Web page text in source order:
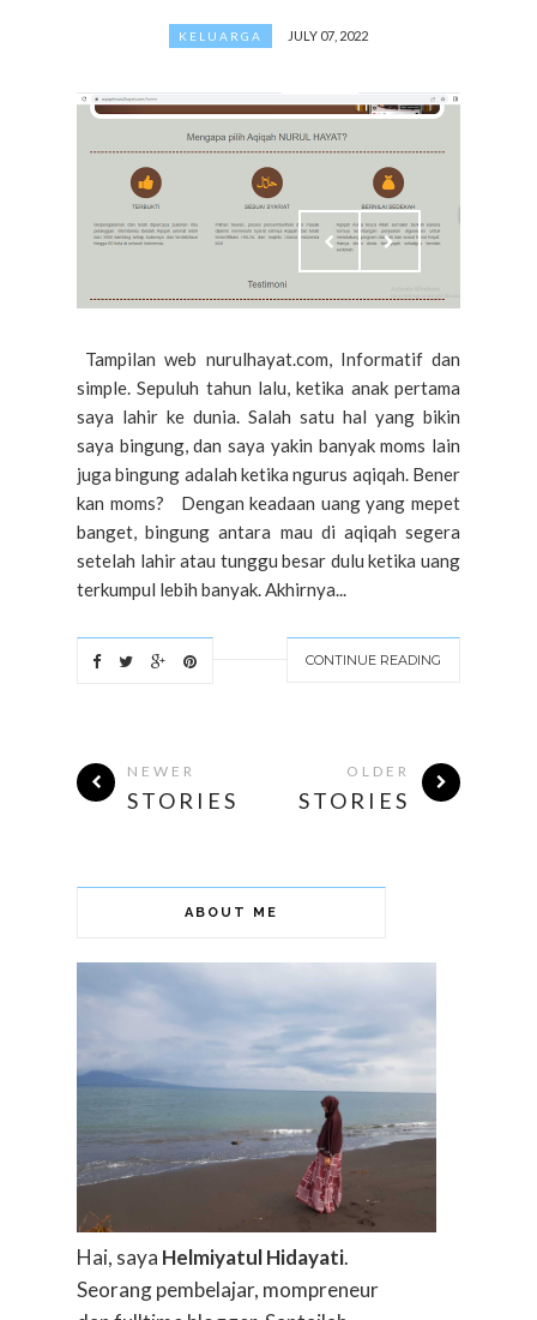
KELUARGA JULY 07, 2022
Tampilan web nurulhayat.com, Informatif dan
simple. Sepuluh tahun lalu, ketika anak pertama
saya lahir ke dunia. Salah satu hal yang bikin
saya bingung, dan saya yakin banyak moms lain
juga bingung adalah ketika ngurus aqiqah. Bener
kan moms? Dengan keadaan uang yang mepet
banget, bingung antara mau di aqiqah segera
setelah lahir atau tunggu besar dulu ketika uang
terkumpul lebih banyak. Akhirnya...
CONTINUE READING
NEWER
STORIES
OLDER
STORIES
ABOUT ME
Hai, saya Helmiyatul Hidayati.
Seorang pembelajar, mompreneur